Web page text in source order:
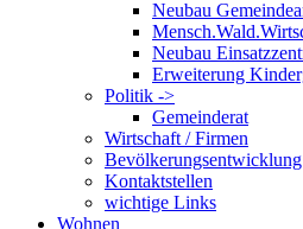
Neubau
Neubau
Erweiterung
Politik ->
Gemeinderat
Wirtschaft / Firmen
Bevölkerungsentwicklung
Kontaktstellen
wichtige Links
Wohnen